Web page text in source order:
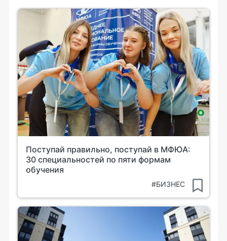
Поступай правильно, поступай в МФЮА:
30 специальностей по пяти формам
обучения
#БИЗНЕС